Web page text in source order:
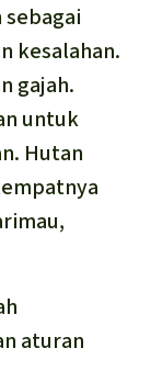
kesalahan.
gajah.
untuk
Hutan
aturan